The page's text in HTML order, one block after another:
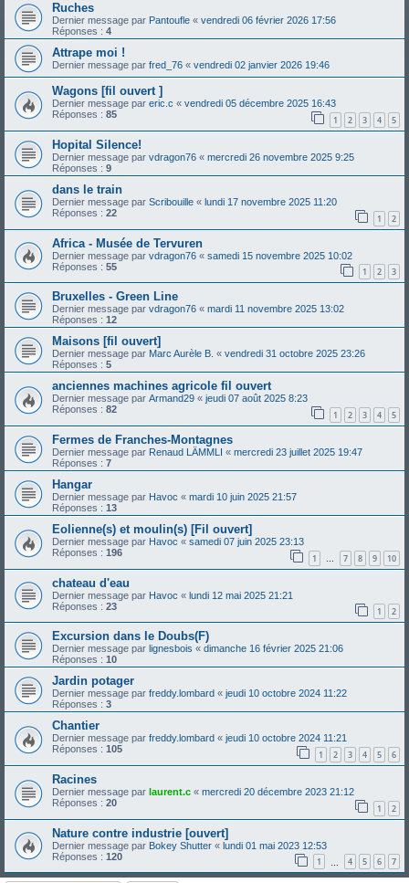
Ruches
Dernier message par Pantoufle « vendredi 06 février 2026 17:56
Réponses : 4
Attrape moi !
Dernier message par fred_76 « vendredi 02 janvier 2026 19:46
Wagons [fil ouvert ]
Dernier message par eric.c « vendredi 05 décembre 2025 16:43
Réponses : 85 1 2 3 4 5
Hopital Silence!
Dernier message par vdragon76 « mercredi 26 novembre 2025 9:25
Réponses : 9
dans le train
Dernier message par Scribouille « lundi 17 novembre 2025 11:20
Réponses : 22 1 2
Africa - Musée de Tervuren
Dernier message par vdragon76 « samedi 15 novembre 2025 10:02
Réponses : 55 1 2 3
Bruxelles - Green Line
Dernier message par vdragon76 « mardi 11 novembre 2025 13:02
Réponses : 12
Maisons [fil ouvert]
Dernier message par Marc Aurèle B. « vendredi 31 octobre 2025 23:26
Réponses : 5
anciennes machines agricole fil ouvert
Dernier message par Armand29 « jeudi 07 août 2025 8:23
Réponses : 82 1 2 3 4 5
Fermes de Franches-Montagnes
Dernier message par Renaud LÄMMLI « mercredi 23 juillet 2025 19:47
Réponses : 7
Hangar
Dernier message par Havoc « mardi 10 juin 2025 21:57
Réponses : 13
Eolienne(s) et moulin(s) [Fil ouvert]
Dernier message par Havoc « samedi 07 juin 2025 23:13
Réponses : 196 1 … 7 8 9 10
chateau d'eau
Dernier message par Havoc « lundi 12 mai 2025 21:21
Réponses : 23 1 2
Excursion dans le Doubs(F)
Dernier message par lignesbois « dimanche 16 février 2025 21:06
Réponses : 10
Jardin potager
Dernier message par freddy.lombard « jeudi 10 octobre 2024 11:22
Réponses : 3
Chantier
Dernier message par freddy.lombard « jeudi 10 octobre 2024 11:21
Réponses : 105 1 2 3 4 5 6
Racines
Dernier message par laurent.c « mercredi 20 décembre 2023 21:12
Réponses : 20 1 2
Nature contre industrie [ouvert]
Dernier message par Bokey Shutter « lundi 01 mai 2023 12:53
Réponses : 120 1 4 5 6 7